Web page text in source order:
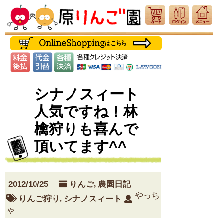
シナノスィート
人気ですね！林
檎狩りも喜んで
頂いてます^^
2012/10/25 りんご, 農園日記
りんご狩り, シナノスィート
やっち
ゃ